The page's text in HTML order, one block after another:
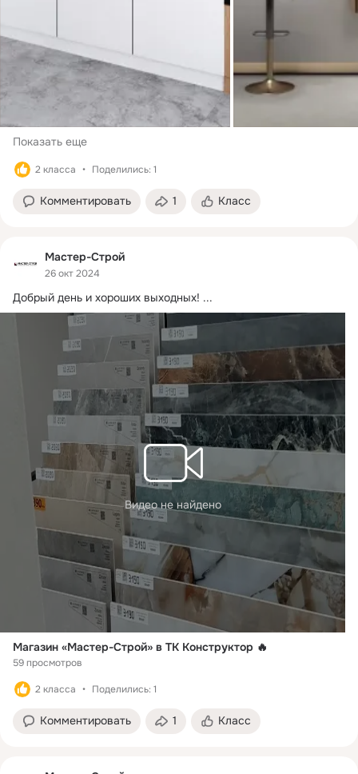
Показать еще
2 класса Поделились: 1
Комментировать 1 Класс
Мастер-Строй
26 окт 2024
Добрый день и хороших выходных! ...
Видео не найдено
Магазин «Мастер-Строй» в ТК Конструктор 🔥
59 просмотров
2 класса Поделились: 1
Комментировать 1 Класс